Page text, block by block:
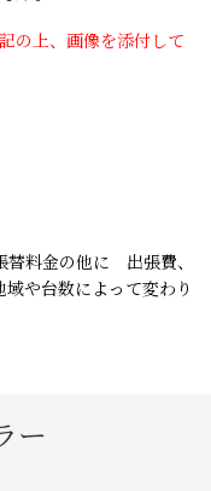
の上、画像を添付して
料金の他に 出張費、
や台数によって変わり
ー